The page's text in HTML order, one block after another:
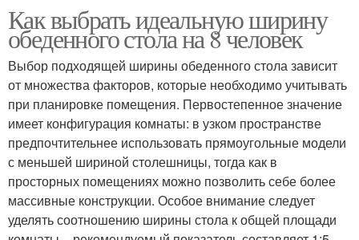
Как выбрать идеальную ширину
обеденного стола на 8 человек
Выбор подходящей ширины обеденного стола зависит
от множества факторов, которые необходимо учитывать
при планировке помещения. Первостепенное значение
имеет конфигурация комнаты: в узком пространстве
предпочтительнее использовать прямоугольные модели
с меньшей шириной столешницы, тогда как в
просторных помещениях можно позволить себе более
массивные конструкции. Особое внимание следует
уделять соотношению ширины стола к общей площади